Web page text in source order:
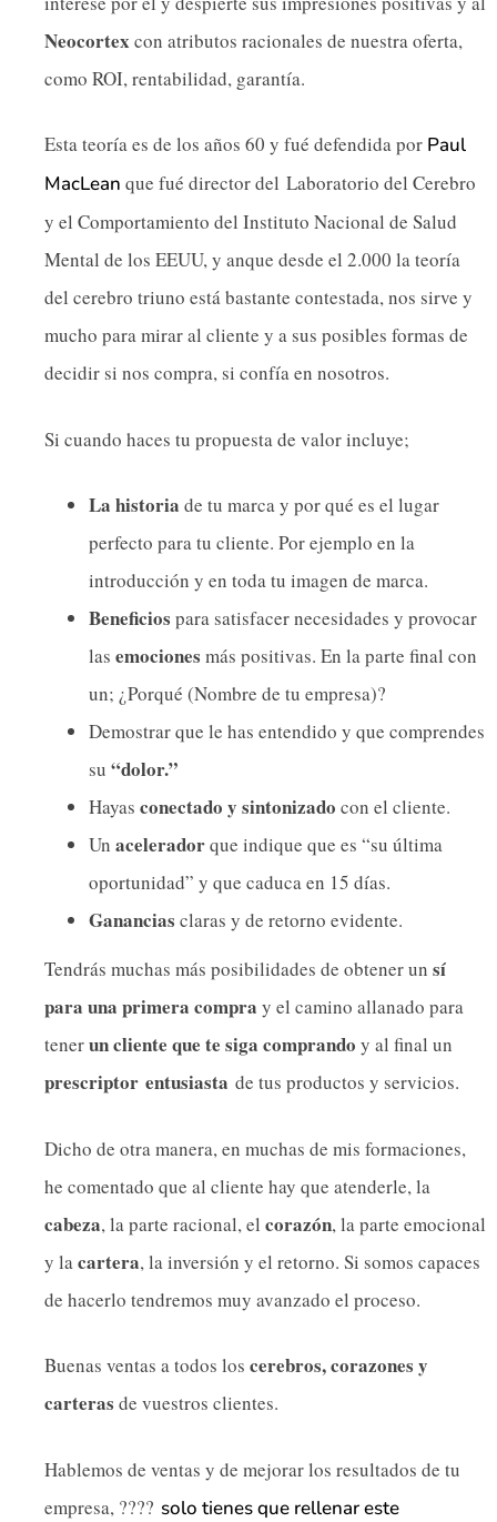
Neocortex con atributos racionales de nuestra oferta,
como ROI, rentabilidad, garantía.
Esta teoría es de los años 60 y fué defendida por Paul
MacLean que fué director del Laboratorio del Cerebro
y el Comportamiento del Instituto Nacional de Salud
Mental de los EEUU, y anque desde el 2.000 la teoría
del cerebro triuno está bastante contestada, nos sirve y
mucho para mirar al cliente y a sus posibles formas de
decidir si nos compra, si confía en nosotros.
Si cuando haces tu propuesta de valor incluye;
La historia de tu marca y por qué es el lugar
perfecto para tu cliente. Por ejemplo en la
introducción y en toda tu imagen de marca.
Beneficios para satisfacer necesidades y provocar
las emociones más positivas. En la parte final con
un; ¿Porqué (Nombre de tu empresa)?
Demostrar que le has entendido y que comprendes
su “dolor.”
Hayas conectado y sintonizado con el cliente.
Un aceleradorque indique que es “su última
oportunidad” y que caduca en 15 días.
Ganancias claras y de retorno evidente.
Tendrás muchas más posibilidades de obtener un sí
para una primera compra y el camino allanado para
tenerun cliente que te siga comprando y al final un
prescriptor entusiasta de tus productos y servicios.
Dicho de otra manera, en muchas de mis formaciones,
he comentado que al cliente hay que atenderle, la
cabeza, la parte racional, el corazón, la parte emocional
y lacartera, la inversión y el retorno. Si somos capaces
de hacerlo tendremos muy avanzado el proceso.
Buenas ventas a todos los cerebros, corazones y
carteras de vuestros clientes.
Hablemos de ventas y de mejorar los resultados de tu
empresa, ???? solo tienes que rellenar este